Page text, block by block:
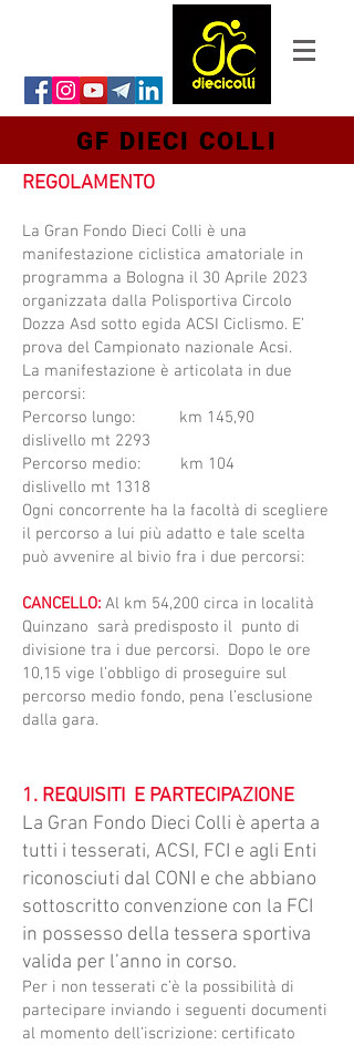
GF DIECI COLLI
REGOLAMENTO
La Gran Fondo Dieci Colli è una
manifestazione ciclistica amatoriale in
programma a Bologna il 30 Aprile 2023
organizzata dalla Polisportiva Circolo
Dozza Asd sotto egida ACSI Ciclismo. E’
prova del Campionato nazionale Acsi.
La manifestazione è articolata in due
percorsi:
Percorso lungo: km 145,90
dislivello mt 2293
Percorso medio: km 104
dislivello mt 1318
Ogni concorrente ha la facoltà di scegliere
il percorso a lui più adatto e tale scelta
può avvenire al bivio fra i due percorsi:
CANCELLO: Al km 54,200 circa in località
Quinzano sarà predisposto il punto di
divisione tra i due percorsi. Dopo le ore
10,15 vige l’obbligo di proseguire sul
percorso medio fondo, pena l’esclusione
dalla gara.
1. REQUISITI E PARTECIPAZIONE
​La Gran Fondo Dieci Colli è aperta a
tutti i tesserati, ACSI, FCI e agli Enti
riconosciuti dal CONI e che abbiano
sottoscritto convenzione con la FCI
in possesso della tessera sportiva
valida per l’anno in corso.
Per i non tesserati c’è la possibilità di
partecipare inviando i seguenti documenti
al momento dell’iscrizione: certificato